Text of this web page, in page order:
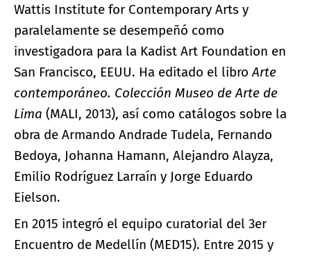
Wattis Institute for Contemporary Arts y
paralelamente se desempeñó como
investigadora para la Kadist Art Foundation en
San Francisco, EEUU. Ha editado el libroArte
contemporáneo. Colección Museo de Arte de
Lima (MALI, 2013), así como catálogos sobre la
obra de Armando Andrade Tudela, Fernando
Bedoya, Johanna Hamann, Alejandro Alayza,
Emilio Rodríguez Larraín y Jorge Eduardo
Eielson.
En 2015 integró el equipo curatorial del 3er
Encuentro de Medellín (MED15). Entre 2015 y